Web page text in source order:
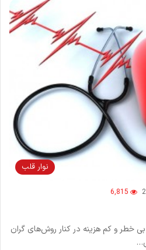
نوار قلب
6,815
خطر و کم هزینه در کنار روش‌های گران